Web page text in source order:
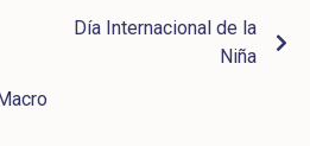
Día Internacional de la
Niña